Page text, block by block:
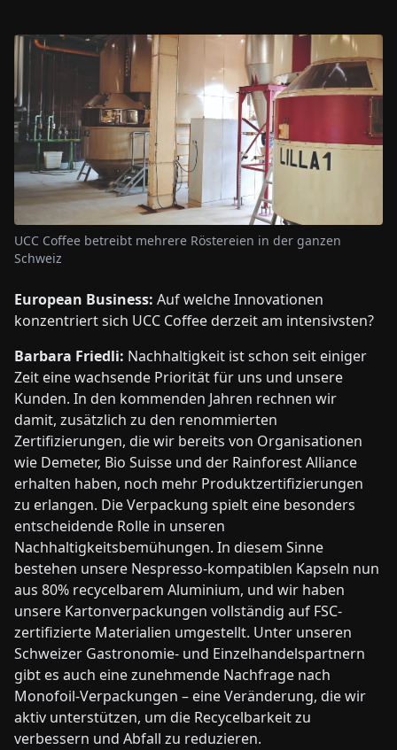
UCC Coffee betreibt mehrere Röstereien in der ganzen
Schweiz
European Business: Auf welche Innovationen
konzentriert sich UCC Coffee derzeit am intensivsten?
Barbara Friedli: Nachhaltigkeit ist schon seit einiger
Zeit eine wachsende Priorität für uns und unsere
Kunden. In den kommenden Jahren rechnen wir
damit, zusätzlich zu den renommierten
Zertifizierungen, die wir bereits von Organisationen
wie Demeter, Bio Suisse und der Rainforest Alliance
erhalten haben, noch mehr Produktzertifizierungen
zu erlangen. Die Verpackung spielt eine besonders
entscheidende Rolle in unseren
Nachhaltigkeitsbemühungen. In diesem Sinne
bestehen unsere Nespresso-kompatiblen Kapseln nun
aus 80% recycelbarem Aluminium, und wir haben
unsere Kartonverpackungen vollständig auf FSC-
zertifizierte Materialien umgestellt. Unter unseren
Schweizer Gastronomie- und Einzelhandelspartnern
gibt es auch eine zunehmende Nachfrage nach
Monofoil-Verpackungen – eine Veränderung, die wir
aktiv unterstützen, um die Recycelbarkeit zu
verbessern und Abfall zu reduzieren.